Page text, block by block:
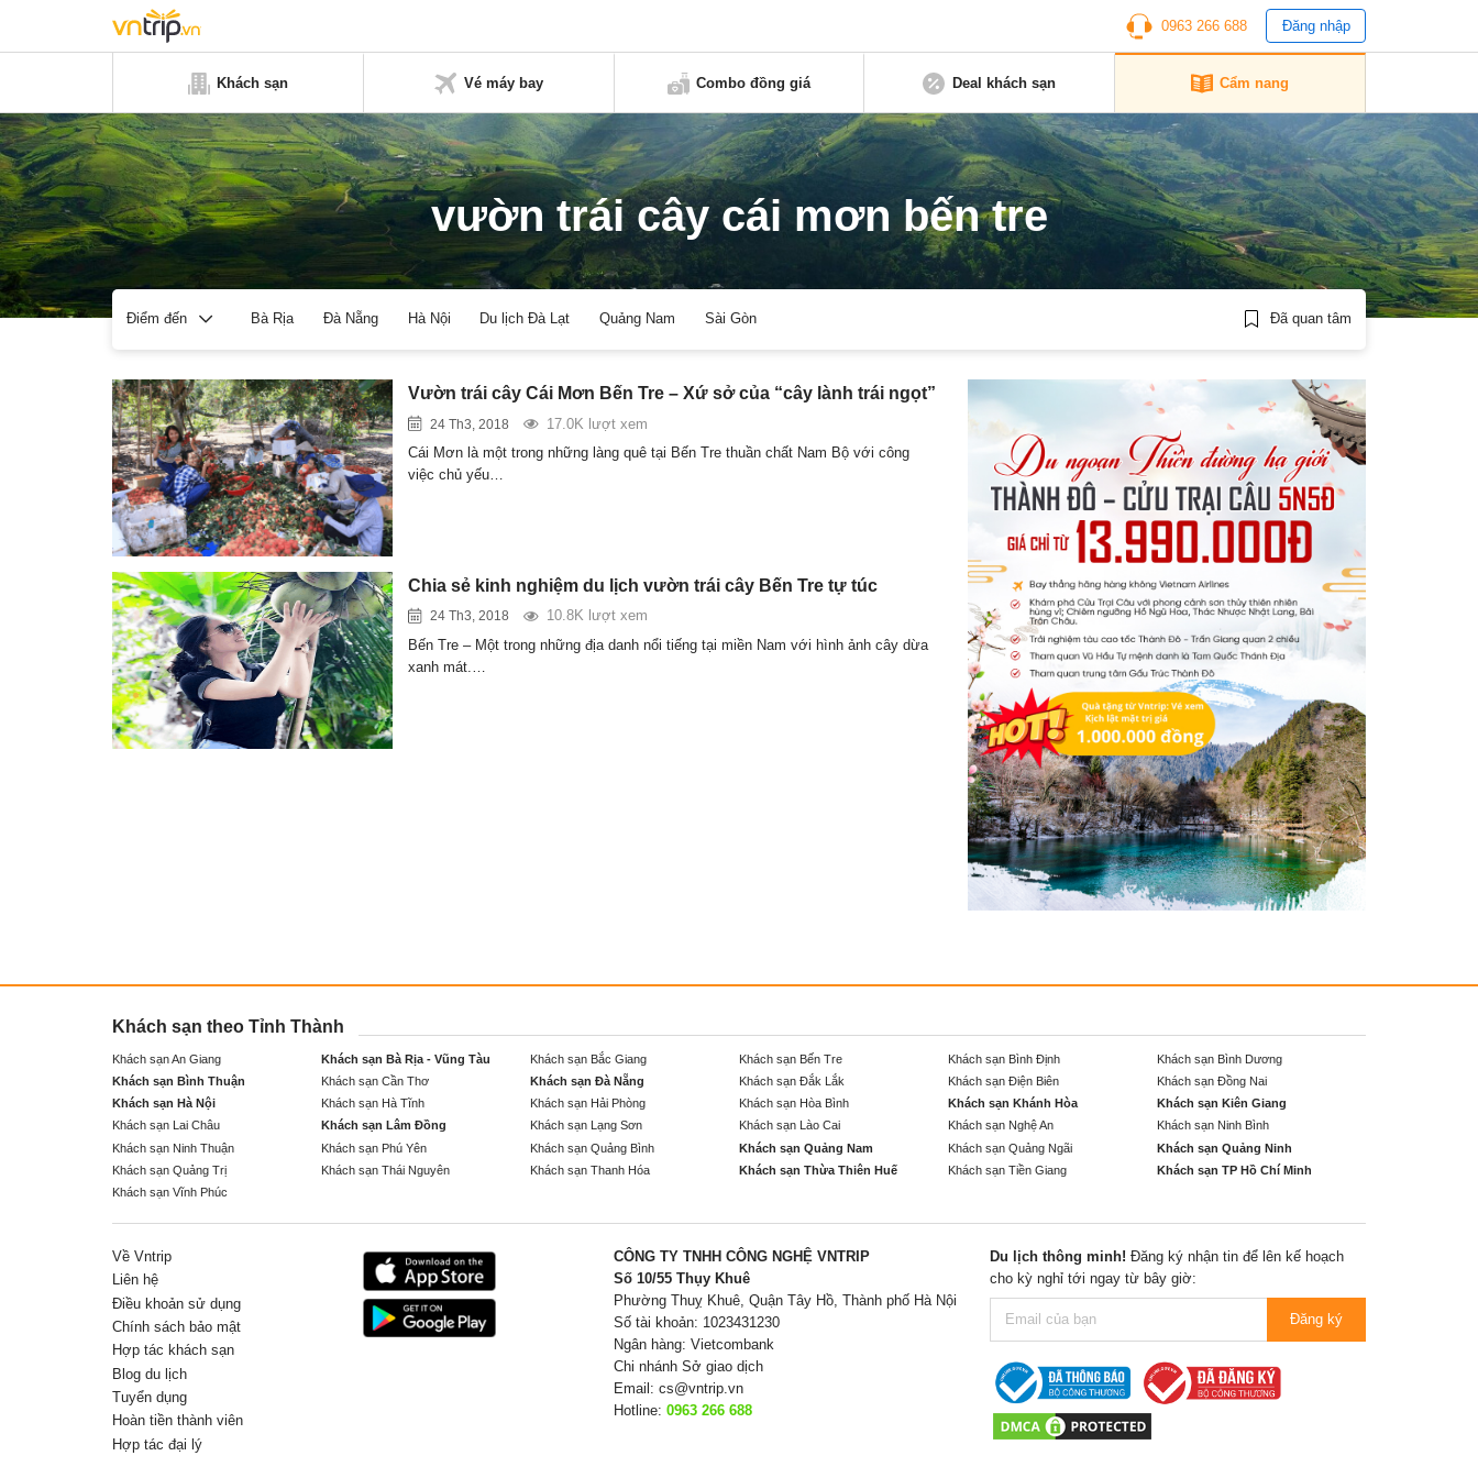
0963 266 688 Đăng nhập
Khách sạn Vé máy bay Combo đồng giá Deal khách sạn Cẩm nang
vườn trái cây cái mơn bến tre
Điểm đến Bà Rịa Đà Nẵng Hà Nội Du lịch Đà Lạt Quảng Nam Sài Gòn Đã quan tâm
Vườn trái cây Cái Mơn Bến Tre – Xứ sở của “cây lành trái ngọt”
24 Th3, 2018
17.0K lượt xem
Cái Mơn là một trong những làng quê tại Bến Tre thuần chất Nam Bộ với công
việc chủ yếu…
Chia sẻ kinh nghiệm du lịch vườn trái cây Bến Tre tự túc
24 Th3, 2018
10.8K lượt xem
Bến Tre – Một trong những địa danh nổi tiếng tại miền Nam với hình ảnh cây dừa
xanh mát.…
Khách sạn theo Tỉnh Thành
Khách sạn An Giang Khách sạn Bà Rịa - Vũng Tàu Khách sạn Bắc Giang Khách sạn Bến Tre Khách sạn Bình Định
Khách sạn Bình Dương
Khách sạn Bình Thuận
Khách sạn Cần Thơ Khách sạn Đà Nẵng Khách sạn Đắk Lắk Khách sạn Điện Biên
Khách sạn Đồng Nai
Khách sạn Hà Nội
Khách sạn Hà Tĩnh Khách sạn Hải Phòng Khách sạn Hòa Bình Khách sạn Khánh Hòa
Khách sạn Kiên Giang
Khách sạn Lai Châu
Khách sạn Lâm Đồng Khách sạn Lạng Sơn Khách sạn Lào Cai Khách sạn Nghệ An
Khách sạn Ninh Bình
Khách sạn Ninh Thuận
Khách sạn Phú Yên Khách sạn Quảng Bình Khách sạn Quảng Nam Khách sạn Quảng Ngãi
Khách sạn Quảng Ninh
Khách sạn Quảng Trị
Khách sạn Thái Nguyên Khách sạn Thanh Hóa Khách sạn Thừa Thiên Huế Khách sạn Tiền Giang
Khách sạn TP Hồ Chí Minh
Khách sạn Vĩnh Phúc
Về Vntrip
Liên hệ
Điều khoản sử dụng
Chính sách bảo mật
Hợp tác khách sạn
Blog du lịch
Tuyển dụng
Hoàn tiền thành viên
Hợp tác đại lý
CÔNG TY TNHH CÔNG NGHỆ VNTRIP
Số 10/55 Thụy Khuê
Phường Thuỵ Khuê, Quận Tây Hồ, Thành phố Hà Nội
Số tài khoản: 1023431230
Ngân hàng: Vietcombank
Chi nhánh Sở giao dịch
Email: cs@vntrip.vn
Hotline: 0963 266 688
Du lịch thông minh! Đăng ký nhận tin để lên kế hoạch
cho kỳ nghỉ tới ngay từ bây giờ:
Đăng ký